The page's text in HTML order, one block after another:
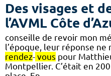
Des visages et
l’AVML Côte
conseille de revoir mon
l’époque, leur réponse ne
rendez- vous pour
Montpellier. C’était en